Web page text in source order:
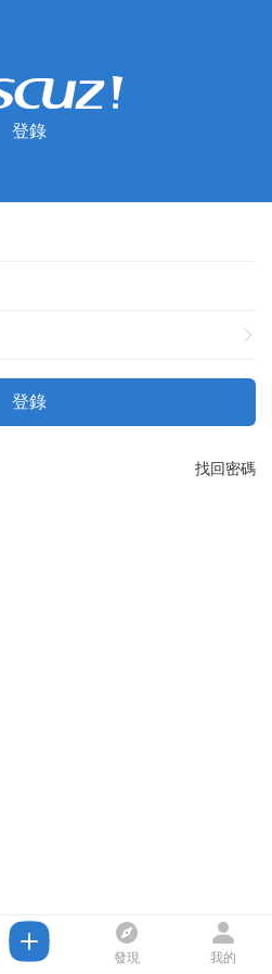
登錄
登錄
找回密碼
發現 我的